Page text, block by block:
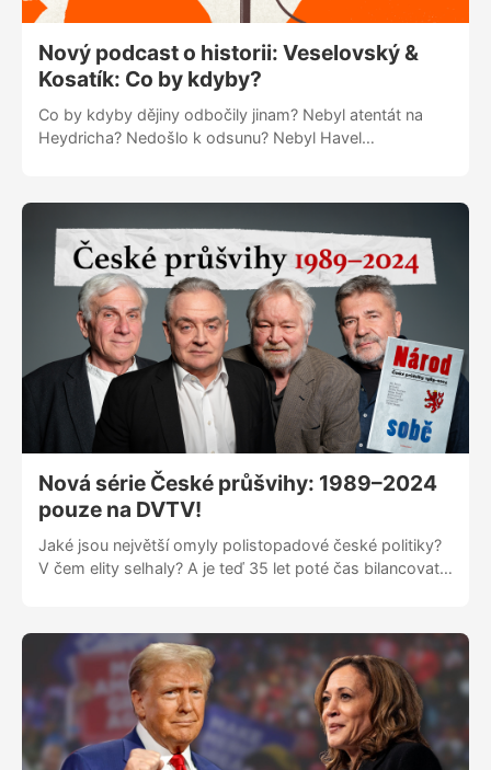
Nový podcast o historii: Veselovský &
Kosatík: Co by kdyby?
Co by kdyby dějiny odbočily jinam? Nebyl atentát na
Heydricha? Nedošlo k odsunu? Nebyl Havel
momenty, které nás formují dodnes. Jednou týdně do
hloubky o tom, co bylo. A co mohlo být úplně jinak.
Zaváděcí cena na omezenou dobu! 99 Kč měsíčně,
nebo ještě výhodněji 999 Kč ročně.
Nová série České průšvihy: 1989–⁠⁠⁠⁠⁠⁠⁠⁠⁠⁠⁠⁠⁠⁠⁠⁠⁠⁠2024
pouze na DVTV!
Jaké jsou největší omyly polistopadové české politiky?
V čem elity selhaly? A je teď 35 let poté čas bilancovat
průšvihy 1989–⁠⁠⁠⁠⁠⁠⁠⁠⁠⁠⁠⁠⁠⁠⁠⁠⁠⁠2024, kterou vydal HlídacíPes.org s
osobami polistopadové éry, které si neberou v
hodnocení uplynulých dekád servítky - od revoluce,
která podle nich nebyla revolucí po hodnocení
aktuálních rozhodnutí Trumpa a Putina.